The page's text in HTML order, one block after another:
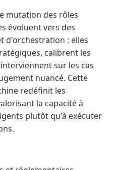
mutation des rôles
évoluent vers des
d'orchestration : elles
calibrent les
sur les cas
nuancé. Cette
redéfinit les
la capacité à
plutôt qu'à exécuter